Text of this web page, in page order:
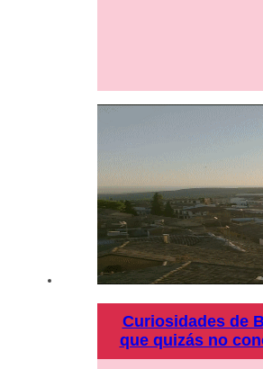
Curiosidades de
que quizás no